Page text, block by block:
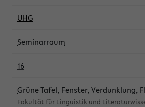
UHG
Seminarraum
16
Grüne Tafel, Fenster, Verdunklung,
Fakultät für Linguistik und